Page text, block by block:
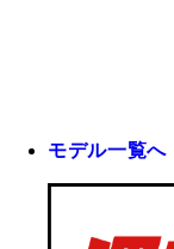
モデル一覧へ